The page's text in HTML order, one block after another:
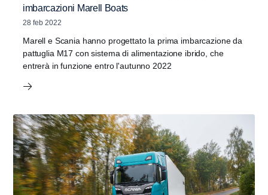
imbarcazioni Marell Boats
28 feb 2022
Marell e Scania hanno progettato la prima imbarcazione da
pattuglia M17 con sistema di alimentazione ibrido, che
entrerà in funzione entro l'autunno 2022